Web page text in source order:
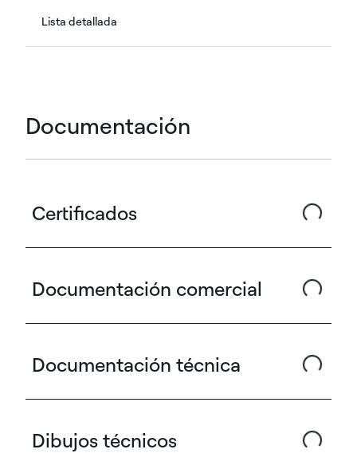
Lista detallada
Documentación
Certificados
Documentación comercial
Documentación técnica
Dibujos técnicos